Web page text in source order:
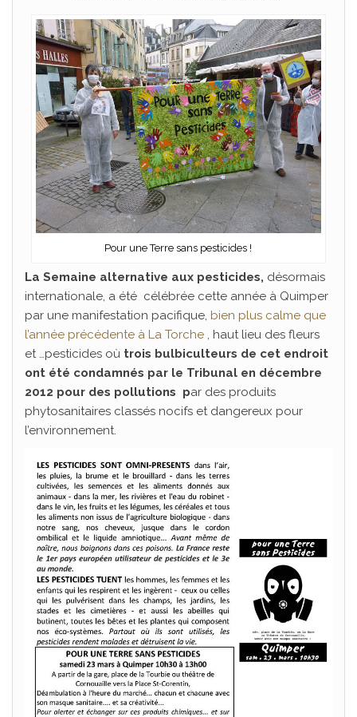
Pour une Terre sans pesticides !
La Semaine alternative aux pesticides, désormais
internationale, a été célébrée cette année à Quimper
par une manifestation pacifique, bien plus calme que
l’année précédente à La Torche , haut lieu des fleurs
et …pesticides où trois bulbiculteurs de cet endroit
ont été condamnés par le Tribunal en décembre
2012 pour des pollutions par des produits
phytosanitaires classés nocifs et dangereux pour
l’environnement.